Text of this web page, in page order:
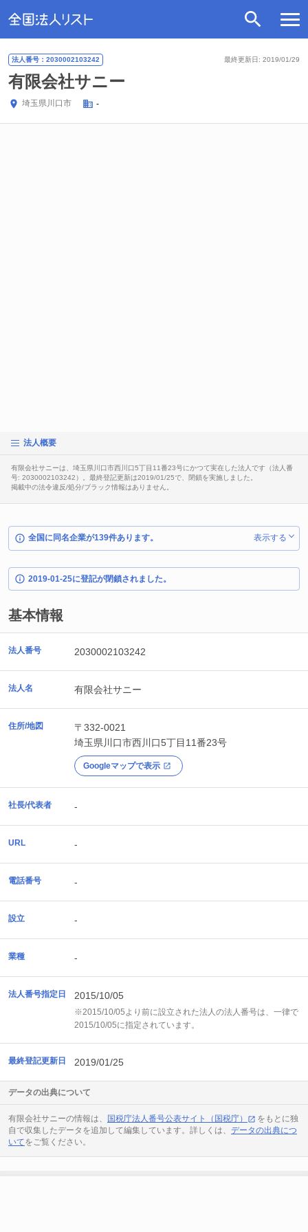
最終更新日: 2019/01/29
法人番号：2030002103242
有限会社サニー
埼玉県川口市 -
法人概要
有限会社サニーは、埼玉県川口市西川口5丁目11番23号にかつて実在した法人です（法人番
号: 2030002103242）。最終登記更新は2019/01/25で、閉鎖を実施しました。
掲載中の法令違反/処分/ブラック情報はありません。
全国に同名企業が139件あります。 表示する
2019-01-25に登記が閉鎖されました。
基本情報
法人番号 2030002103242
法人名 有限会社サニー
住所/地図
〒332-0021
埼玉県 川口市西川口5丁目11番23号
Googleマップで表示
社長/代表者 -
URL -
電話番号 -
設立 -
業種 -
法人番号指定日 2015/10/05
※2015/10/05より前に設立された法人の法人番号は、一律で
2015/10/05に指定されています。
最終登記更新日 2019/01/25
データの出典について
有限会社サニーの情報は、 国税庁法人番号公表サイト（国税庁）
をもとに独
自で収集したデータを追加して編集しています。詳しくは、 データの出典につ
いてをご覧ください。